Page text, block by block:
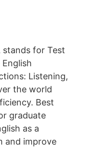
stands for Test
Listening,
the world
Best
graduate
as a
and improve